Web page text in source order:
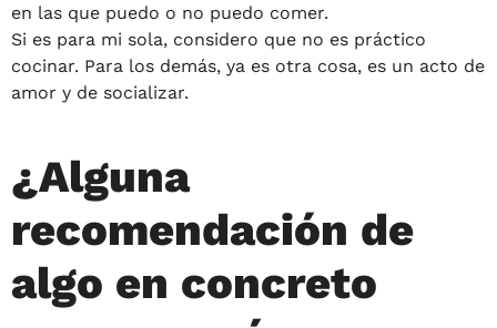
en las que puedo o no puedo comer.
Si es para mi sola, considero que no es práctico
cocinar. Para los demás, ya es otra cosa, es un acto de
amor y de socializar.
¿Alguna
recomendación de
algo en concreto